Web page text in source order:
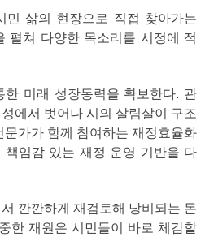
민 삶의 현장으로 직접 찾아가는
펼쳐 다양한 목소리를 시정에 적
한 미래 성장동력을 확보한다. 관
에서 벗어나 시의 살림살이 구조
가가 함께 참여하는 재정효율화
책임감 있는 재정 운영 기반을 다
깐깐하게 재검토해 낭비되는 돈
한 재원은 시민들이 바로 체감할